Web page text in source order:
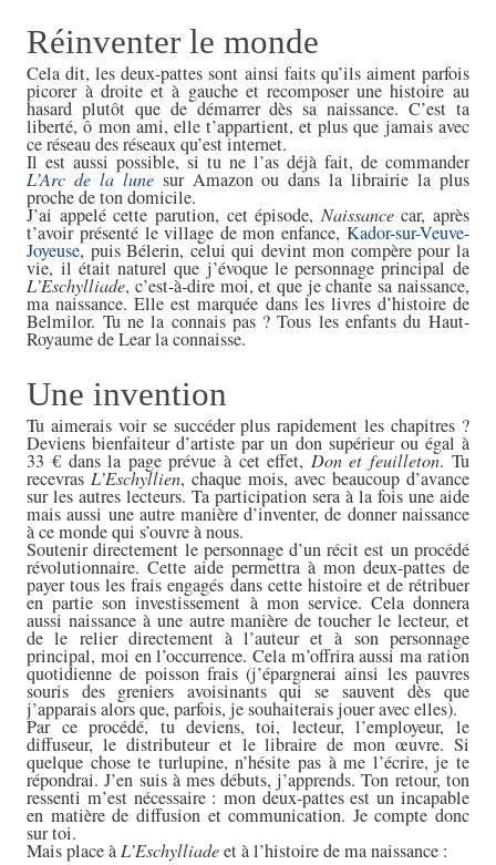
Réinventer le monde
Cela dit, les deux-pattes sont ainsi faits qu’ils aiment parfois
picorer à droite et à gauche et recomposer une histoire au
hasard plutôt que de démarrer dès sa naissance. C’est ta
liberté, ô mon ami, elle t’appartient, et plus que jamais avec
ce réseau des réseaux qu’est internet.
Il est aussi possible, si tu ne l’as déjà fait, de commander
L’Arc de la lunesur Amazon ou dans la librairie la plus
proche de ton domicile.
J’ai appelé cette parution, cet épisode, Naissancecar, après
t’avoir présenté le village de mon enfance, Kador-sur-Veuve-
Joyeuse, puis Bélerin, celui qui devint mon compère pour la
vie, il était naturel que j’évoque le personnage principal de
L’Eschylliade, c’est-à-dire moi, et que je chante sa naissance,
ma naissance. Elle est marquée dans les livres d’histoire de
Belmilor. Tu ne la connais pas ? Tous les enfants du Haut-
Royaume de Lear la connaisse.
Une invention
Tu aimerais voir se succéder plus rapidement les chapitres ?
Deviens bienfaiteur d’artiste par un don supérieur ou égal à
33 € dans la page prévue à cet effet, Don et feuilleton. Tu
recevrasL’Eschyllien, chaque mois, avec beaucoup d’avance
sur les autres lecteurs. Ta participation sera à la fois une aide
mais aussi une autre manière d’inventer, de donner naissance
à ce monde qui s’ouvre à nous.
Soutenir directement le personnage d’un récit est un procédé
révolutionnaire. Cette aide permettra à mon deux-pattes de
payer tous les frais engagés dans cette histoire et de rétribuer
en partie son investissement à mon service. Cela donnera
aussi naissance à une autre manière de toucher le lecteur, et
de le relier directement à l’auteur et à son personnage
principal, moi en l’occurrence. Cela m’offrira aussi ma ration
quotidienne de poisson frais (j’épargnerai ainsi les pauvres
souris des greniers avoisinants qui se sauvent dès que
j’apparais alors que, parfois, je souhaiterais jouer avec elles).
Par ce procédé, tu deviens, toi, lecteur, l’employeur, le
diffuseur, le distributeur et le libraire de mon œuvre. Si
quelque chose te turlupine, n’hésite pas à me l’écrire, je te
répondrai. J’en suis à mes débuts, j’apprends. Ton retour, ton
ressenti m’est nécessaire : mon deux-pattes est un incapable
en matière de diffusion et communication. Je compte donc
sur toi.
Mais place àL’Eschylliadeet à l’histoire de ma naissance :